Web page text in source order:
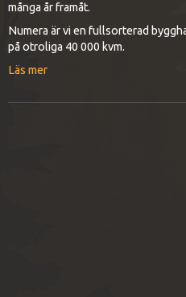
många år framåt.
Numera är vi en fullsorterad
på otroliga 40 000 kvm.
Läs mer